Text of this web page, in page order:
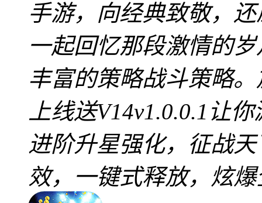
手游，向经典致敬，
一起回忆那段激情的
丰富的策略战斗策略
上线送V14v1.0.0.1让
进阶升星强化，征战
效，一键式释放，炫